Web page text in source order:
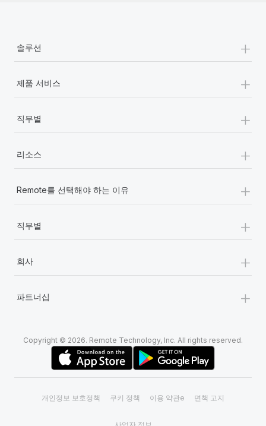
솔루션 +
제품 서비스 +
직무별 +
리소스 +
Remote를 선택해야 하는 이유 +
직무별 +
회사 +
파트너십 +
Copyright © 2026. Remote Technology, Inc. All rights reserved.
개인정보 보호정책 쿠키 정책 이용 약관e 면책 고지